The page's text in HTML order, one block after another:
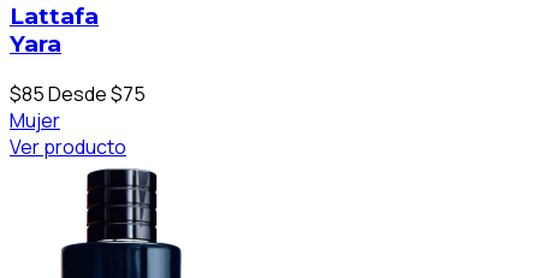
Lattafa
Yara
$85Desde $75
Mujer
Ver producto